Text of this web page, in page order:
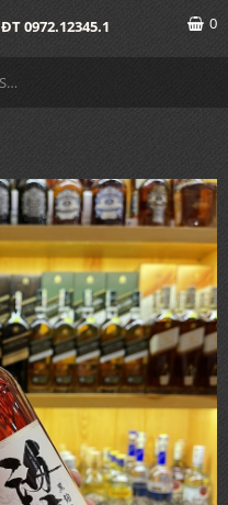
ĐT 0972.12345.1 0
Rượu Sochu Kaido Nhật